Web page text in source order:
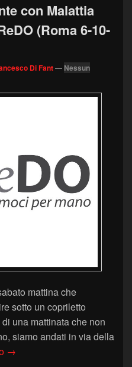
con Malattia
(Roma 6-10-
Di Fant— Nessun
mattina che
sotto un copriletto
una mattinata che non
siamo andati in via della
“Il dolore del paziente con
→